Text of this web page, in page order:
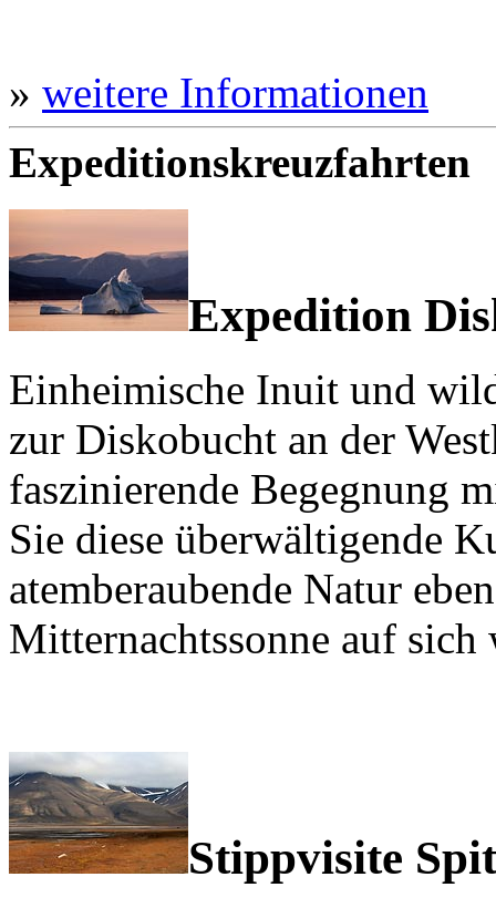
» weitere Informationen
Expeditionskreuzfahrten
Expedition
Einheimische Inuit und
zur Diskobucht an der
faszinierende Begegnung
Sie diese überwältigende
atemberaubende Natur
Mitternachtssonne auf sich
Stippvisite